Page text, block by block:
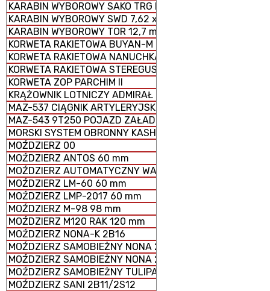
KARABIN WYBOROWY SAKO TRG M 10
KARABIN WYBOROWY SWD 7,62 x 54 mm R
KARABIN WYBOROWY TOR 12,7 mm
KORWETA RAKIETOWA BUYAN-M
KORWETA RAKIETOWA NANUCHKA III
KORWETA RAKIETOWA STEREGUSCHIY
KORWETA ZOP PARCHIM II
KRĄŻOWNIK LOTNICZY ADMIRAŁ KUZNIECOW
MAZ-537 CIĄGNIK ARTYLERYJSKI
MAZ-543 9T250 POJAZD ZAŁADOWCZY
MORSKI SYSTEM OBRONNY KASHTAN
MOŹDZIERZ 00
MOŹDZIERZ ANTOS 60 mm
MOŹDZIERZ AUTOMATYCZNY WASILOK 2B9
MOŹDZIERZ LM-60 60 mm
MOŹDZIERZ LMP-2017 60 mm
MOŹDZIERZ M-98 98 mm
MOŹDZIERZ M120 RAK 120 mm
MOŹDZIERZ NONA-K 2B16
MOŹDZIERZ SAMOBIEŻNY NONA 2S23-SWK
MOŹDZIERZ SAMOBIEŻNY NONA 2S9
MOŹDZIERZ SAMOBIEŻNY TULIPAN 2S4
MOŹDZIERZ SANI 2B11/2S12